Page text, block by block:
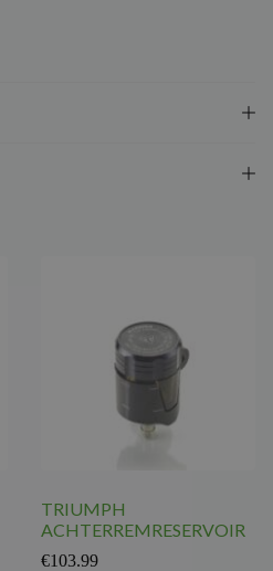
TRIUMPH
ACHTERREMRESERVOIR
€103.99